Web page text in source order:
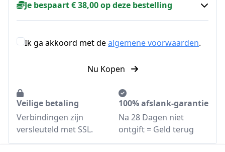
Je bespaart € 38,00 op deze bestelling
Ik ga akkoord met dealgemene voorwaarden.
Nu Kopen
Veilige betaling
Verbindingen zijn
versleuteld met SSL.
100% afslank-garantie
Na 28 Dagen niet
ontgift = Geld terug